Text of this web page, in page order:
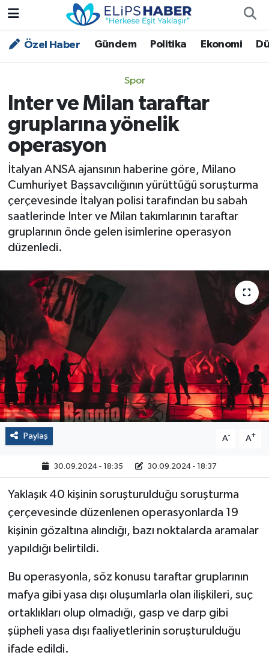
Özel Haber Gündem Politika Ekonomi
Spor
Inter ve Milan taraftar
gruplarına yönelik
operasyon
İtalyan ANSA ajansının haberine göre, Milano
Cumhuriyet Başsavcılığının yürüttüğü soruşturma
çerçevesinde İtalyan polisi tarafından bu sabah
saatlerinde Inter ve Milan takımlarının taraftar
gruplarının önde gelen isimlerine operasyon
düzenledi.
Paylaş A- A+
30.09.2024 - 18:35 30.09.2024 - 18:37
Yaklaşık 40 kişinin soruşturulduğu soruşturma
çerçevesinde düzenlenen operasyonlarda 19
kişinin gözaltına alındığı, bazı noktalarda aramalar
yapıldığı belirtildi.
Bu operasyonla, söz konusu taraftar gruplarının
mafya gibi yasa dışı oluşumlarla olan ilişkileri, suç
ortaklıkları olup olmadığı, gasp ve darp gibi
şüpheli yasa dışı faaliyetlerinin soruşturulduğu
ifade edildi.
Özel Haber
Asayiş
Bilim - Teknoloji
Çevre - İklim
Dünya
Kültür - Sanat
Politika
Sağlık
Spor
Yaşam
Çalışma Hayatı
Kadın
Nöbetçi Eczaneler
Trafik Durumu
Süper Lig Puan Durumu ve Fikstür
Tüm Manşetler
Son Dakika Haberleri